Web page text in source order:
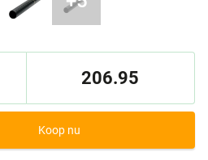
206.95
Koop nu